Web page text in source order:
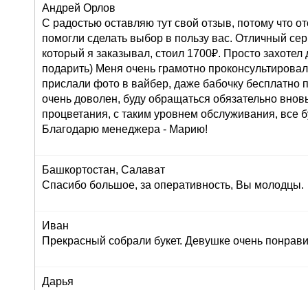
Андрей Орлов
С радостью оставляю тут свой отзыв, потому что
помогли сделать выбор в пользу вас. Отличный
который я заказывал, стоил 1700₽. Просто
подарить) Меня очень грамотно
прислали фото в вайбер, даже бабочку бесплатно
очень доволен, буду обращаться обязательно
процветания, с таким уровнем обслуживания, все
Благодарю менеджера - Марию!
Башкортостан, Салават
Спасибо большое, за оперативность, Вы молодцы.
Иван
Прекрасный собрали букет. Девушке очень
Дарья